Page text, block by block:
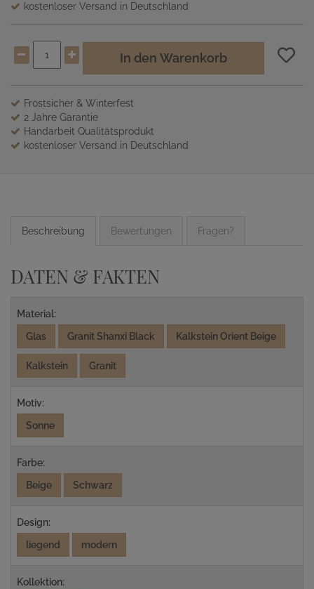
kostenloser Versand in Deutschland
In den Warenkorb
Frostsicher & Winterfest
2 Jahre Garantie
Handarbeit Qualitätsprodukt
kostenloser Versand in Deutschland
Beschreibung Bewertungen Fragen?
DATEN & FAKTEN
Material:
Glas
Granit Shanxi Black Kalkstein Orient Beige
Kalkstein Granit
Motiv:
Sonne
Farbe:
Beige
Schwarz
Design:
liegend
modern
Kollektion: